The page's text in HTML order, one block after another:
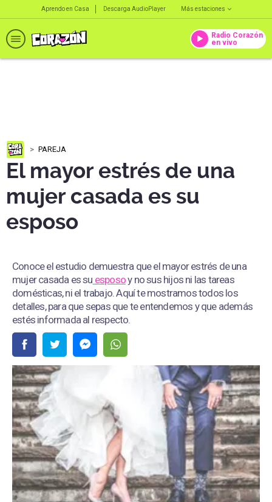
Aprendo en Casa Descarga AudioPlayer Más estaciones
Radio Corazón
en vivo
PAREJA
El mayor estrés de una
mujer casada es su
esposo
Conoce el estudio demuestra que el mayor estrés de una
mujer casada es su esposoy no sus hijos ni las tareas
domésticas, ni el trabajo. Aquí te mostramos todos los
detalles, para que sepas que te entendemos y que además
estés informada al respecto.